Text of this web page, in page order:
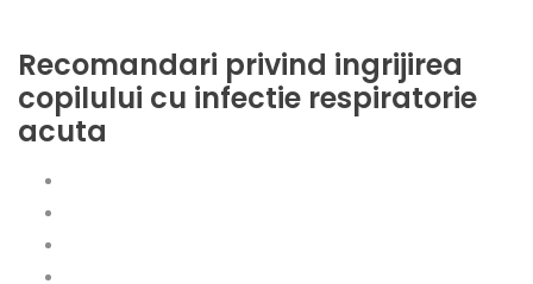
Recomandari privind ingrijirea
copilului cu infectie respiratorie
acuta